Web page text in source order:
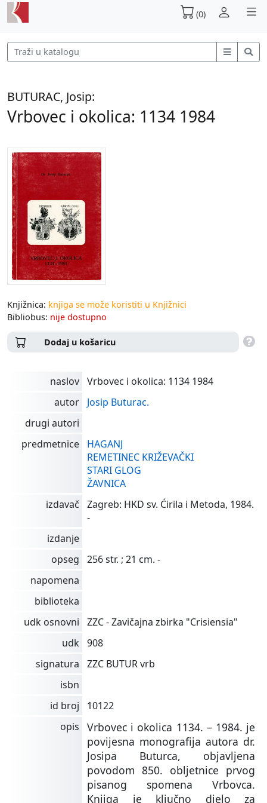
(0)
BUTURAC, Josip:
Vrbovec i okolica: 1134 1984
Knjižnica: knjiga se može koristiti u Knjižnici
Bibliobus: nije dostupno
Dodaj u košaricu
naslov Vrbovec i okolica: 1134 1984
autor
Josip Buturac.
drugi autori
predmetnice
HAGANJ
REMETINEC KRIŽEVAČKI
STARI GLOG
ŽAVNICA
izdavač
Zagreb: HKD sv. Ćirila i Metoda, 1984.
-
izdanje
opseg
256 str. ; 21 cm. -
napomena
biblioteka
udk osnovni
ZZC - Zavičajna zbirka "Crisiensia"
udk 908
signatura
ZZC BUTUR vrb
isbn
id broj
10122
opis
Vrbovec i okolica 1134. – 1984. je
povijesna monografija autora dr.
Josipa Buturca, objavljena
povodom 850. obljetnice prvog
pisanog spomena Vrbovca.
Knjiga je ključno djelo za